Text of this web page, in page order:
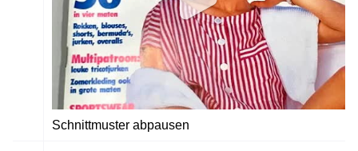
Schnittmuster abpausen